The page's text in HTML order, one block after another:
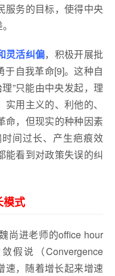
服务的目标，使得中央
灵活纠偏，积极开展批
自我革命[9]。这种自
”只能由中央发起，理
用主义的、利他的、
命，但现实的种种因素
间过长、产生疤痕效
能看到对政策失误的纠
模式
尚进老师的office hour
假说（Convergence
，随着增长起来增速